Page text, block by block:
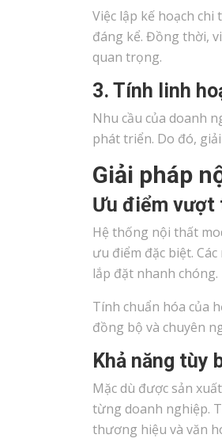
Việc lập kế hoạch
đáng kể. Đồng thời,
quan trọng.
3. Tính linh
Nhu cầu của doanh
phát triển. Do đó,
Giải pháp
Ưu điểm vượt
Hệ thống nội thất
ưu điểm đặc biệt.
lắp đặt nhanh chóng.
Tính chuẩn hóa của
đồng bộ và chuyên
Khả năng tùy
Mặc dù được sản
từng doanh nghiệp.
thương hiệu và văn